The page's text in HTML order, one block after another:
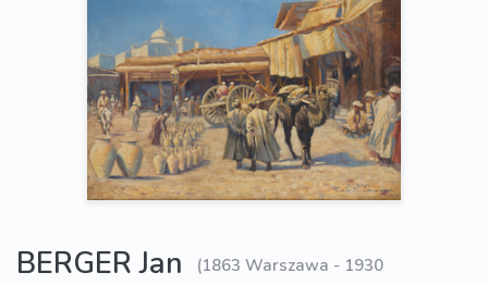
BERGER Jan
(1863 Warszawa - 1930